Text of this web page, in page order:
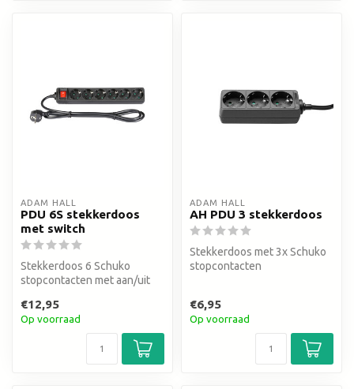
ADAM HALL
PDU 6S stekkerdoos
met switch
Stekkerdoos 6 Schuko
stopcontacten met aan/uit
€12,95
Op voorraad
ADAM HALL
AH PDU 3 stekkerdoos
Stekkerdoos met 3x Schuko
stopcontacten
€6,95
Op voorraad